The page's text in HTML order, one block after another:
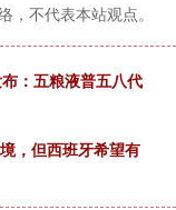
，不代表本站观点。
：五粮液普五八代
，但西班牙希望有